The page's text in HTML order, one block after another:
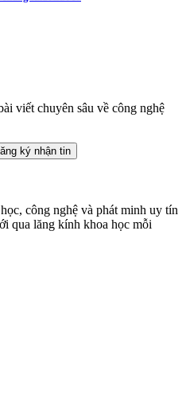
viết chuyên sâu về công nghệ
ký nhận tin
công nghệ và phát minh uy tín
qua lăng kính khoa học mỗi